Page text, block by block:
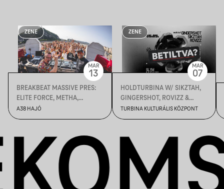
ZENE
BREAKBEAT MASSIVE PRES:
ELITE FORCE, METHA,
SIKZTAH, MARKA,
THELUCKY23 X A38 HAJÓ
A38 HAJÓ
MAR
13
ZENE
HOLDTURBINA W/ SIKZTAH,
GINGERSHOT, ROVIZZ &
MORE
TURBINA KULTURÁLIS KÖZPONT
MAR
07